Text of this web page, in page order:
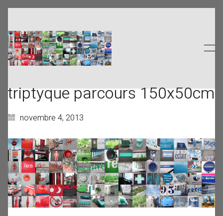
triptyque parcours 150x50cm
novembre 4, 2013